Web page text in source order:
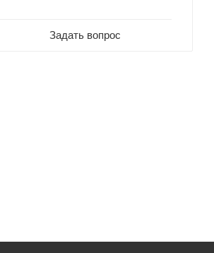
Задать вопрос